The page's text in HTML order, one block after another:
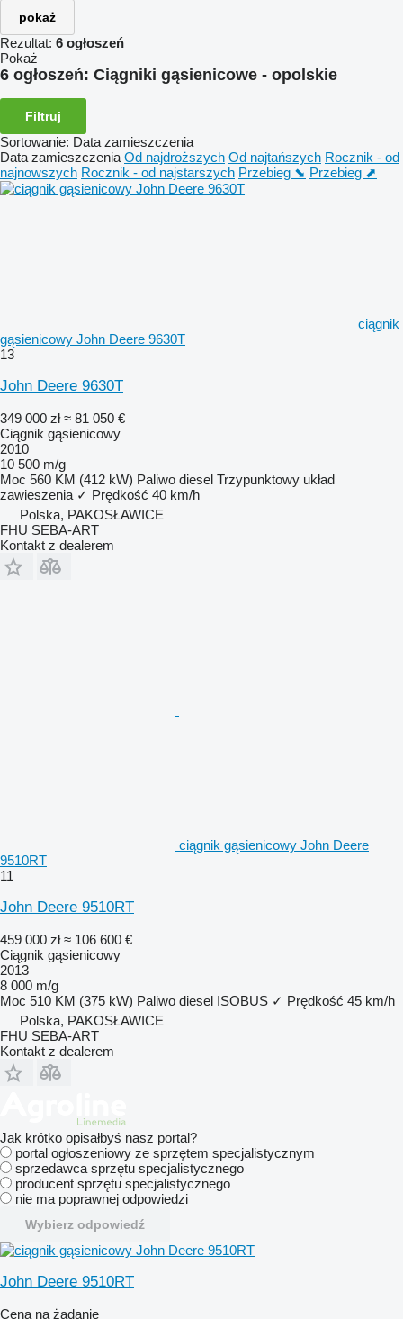
pokaż
Rezultat: 6 ogłoszeń
Pokaż
6 ogłoszeń: Ciągniki gąsienicowe - opolskie
Filtruj
Sortowanie: Data zamieszczenia
Data zamieszczenia Od najdroższych Od najtańszych Rocznik - od
najnowszych Rocznik - od najstarszych Przebieg ⬊ Przebieg ⬈
ciągnik
gąsienicowy John Deere 9630T
13
John Deere 9630T
349 000 zł ≈ 81 050 €
Ciągnik gąsienicowy
2010
10 500 m/g
Moc 560 KM (412 kW) Paliwo diesel Trzypunktowy układ
zawieszenia ✓ Prędkość 40 km/h
Polska, PAKOSŁAWICE
FHU SEBA-ART
Kontakt z dealerem
ciągnik gąsienicowy John Deere
9510RT
11
John Deere 9510RT
459 000 zł ≈ 106 600 €
Ciągnik gąsienicowy
2013
8 000 m/g
Moc 510 KM (375 kW) Paliwo diesel ISOBUS ✓ Prędkość 45 km/h
Polska, PAKOSŁAWICE
FHU SEBA-ART
Kontakt z dealerem
Jak krótko opisałbyś nasz portal?
portal ogłoszeniowy ze sprzętem specjalistycznym
sprzedawca sprzętu specjalistycznego
producent sprzętu specjalistycznego
nie ma poprawnej odpowiedzi
Wybierz odpowiedź
John Deere 9510RT
Cena na żądanie